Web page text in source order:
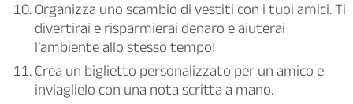
Organizza uno scambio di vestiti con i tuoi amici. Ti
divertirai e risparmierai denaro e aiuterai
l’ambiente allo stesso tempo!
Crea un biglietto personalizzato per un amico e
inviaglielo con una nota scritta a mano.